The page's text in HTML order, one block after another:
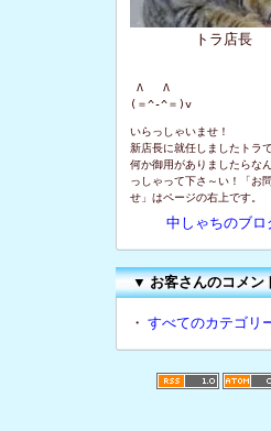
トラ店長
Λ   Λ
(＝^-^＝)v
いらっしゃいませ！
新店長に就任しましたトラで
何か御用がありましたらな
っしゃって下さ～い！「お
せ」はページの右上です。
中しゃちのブロ
▼お客さんのコメン
・ すべてのカテゴリ